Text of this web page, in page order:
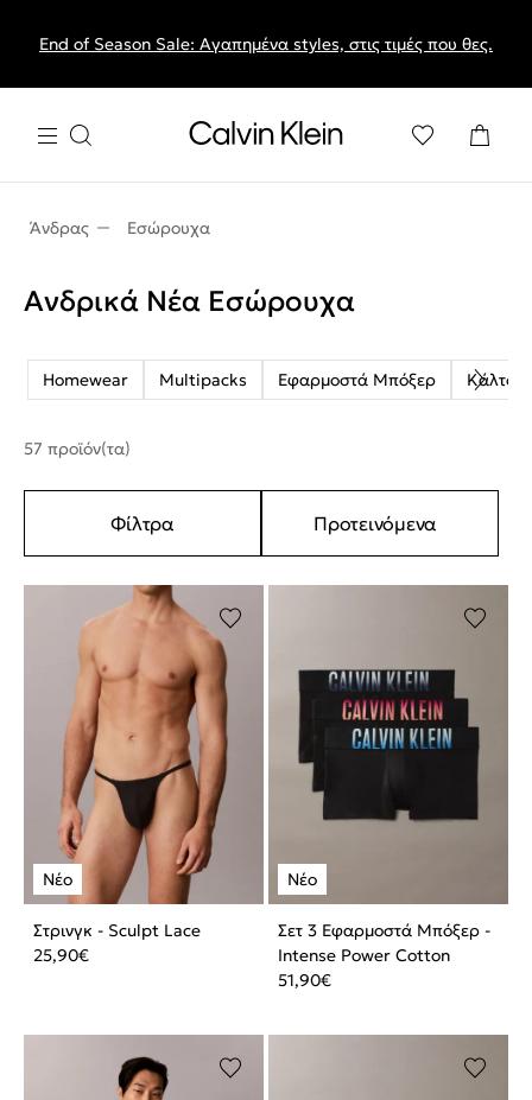
End of Season Sale: Αγαπημένα styles, στις τιμές που θες.
Άνδρας Εσώρουχα
Ανδρικά Νέα Εσώρουχα
Homewear Multipacks Εφαρμοστά Μπόξερ Κάλτσες
57 προϊόν(τα)
Φίλτρα Προτεινόμενα
Στρινγκ - Sculpt Lace
25,90€
Σετ 3 Εφαρμοστά Μπόξερ -
Intense Power Cotton
51,90€